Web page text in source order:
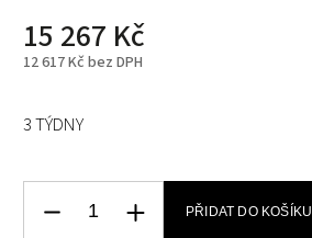
15 267 Kč
12 617 Kč bez DPH
3 TÝDNY
PŘIDAT DO KOŠÍKU